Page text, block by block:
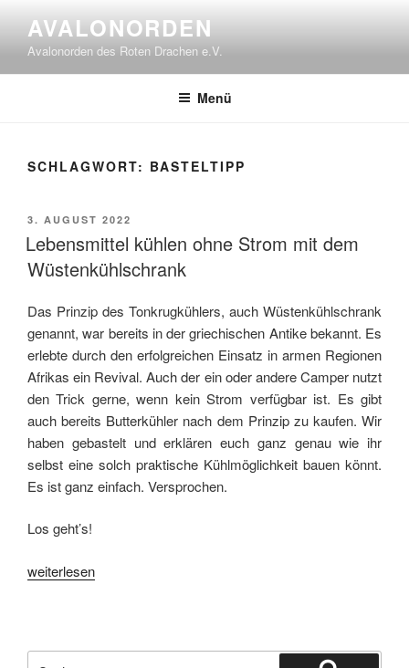
Inhalt
springen
AVALONORDEN
Avalonorden des Roten Drachen e.V.
Menü
SCHLAGWORT: BASTELTIPP
VERÖFFENTLICHT
AM
3. AUGUST 2022
Lebensmittel kühlen ohne Strom mit dem
Wüstenkühlschrank
Das Prinzip des Tonkrugkühlers, auch Wüstenkühlschrank
genannt, war bereits in der griechischen Antike bekannt. Es
erlebte durch den erfolgreichen Einsatz in armen Regionen
Afrikas ein Revival. Auch der ein oder andere Camper nutzt
den Trick gerne, wenn kein Strom verfügbar ist. Es gibt
auch bereits Butterkühler nach dem Prinzip zu kaufen. Wir
haben gebastelt und erklären euch ganz genau wie ihr
selbst eine solch praktische Kühlmöglichkeit bauen könnt.
Es ist ganz einfach. Versprochen.
Los geht’s!
„Lebensmittel
mit
weiterlesen